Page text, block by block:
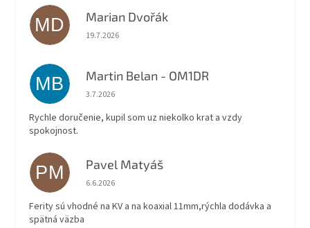
MD Marian Dvořák
Hodnotenie obchodu je 5 z 5 hviezdičiek.
19.7.2026
MB Martin Belan - OM1DR
Hodnotenie obchodu je 5 z 5 hviezdičiek.
3.7.2026
Rychle doručenie, kupil som uz niekolko krat a vzdy
spokojnost.
PM Pavel Matyáš
Hodnotenie obchodu je 5 z 5 hviezdičiek.
6.6.2026
Ferity sú vhodné na KV a na koaxial 11mm,rýchla dodávka a
spätná väzba